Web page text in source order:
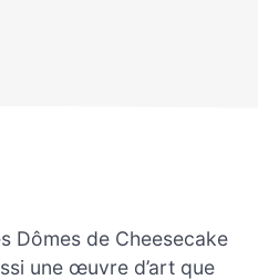
Dômes de Cheesecake
une œuvre d’art que